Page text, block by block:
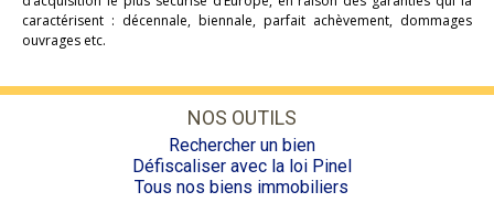
caractérisent : décennale, biennale, parfait achèvement, dommages
ouvrages etc.
NOS OUTILS
Rechercher un bien
Défiscaliser avec la loi Pinel
Tous nos biens immobiliers